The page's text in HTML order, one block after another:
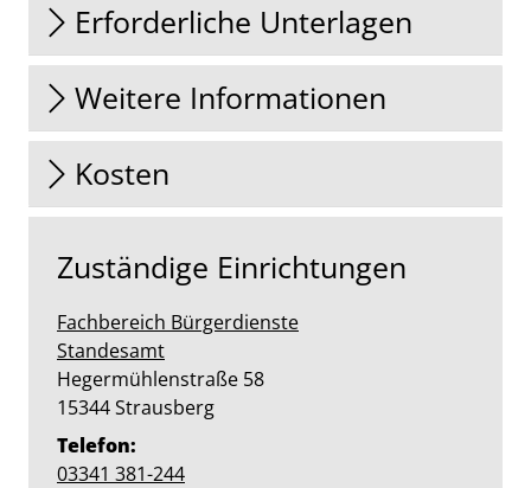
Erforderliche Unterlagen
Weitere Informationen
Kosten
Zuständige Einrichtungen
Fachbereich Bürgerdienste
Standesamt
Straße:
Hegermühlenstraße Hausnummer:
58
PLZ:
15344Ort:
Strausberg
Telefon:
03341 381-244